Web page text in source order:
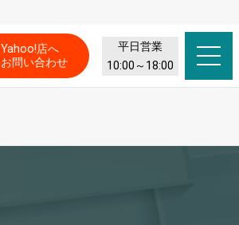
Yahoo!店へ
お問い合わせ
平日営業
10:00～18:00